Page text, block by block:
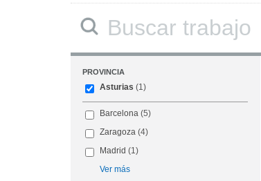
PROVINCIA
Asturias (1)
Barcelona (5)
Zaragoza (4)
Madrid (1)
Ver más